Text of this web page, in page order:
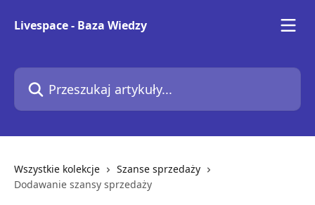
Livespace - Baza Wiedzy
Przeszukaj artykuły...
Wszystkie kolekcje
Szanse sprzedaży
Dodawanie szansy sprzedaży